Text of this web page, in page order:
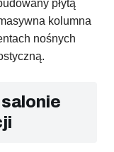
płytą
kolumna
nośnych
salonie